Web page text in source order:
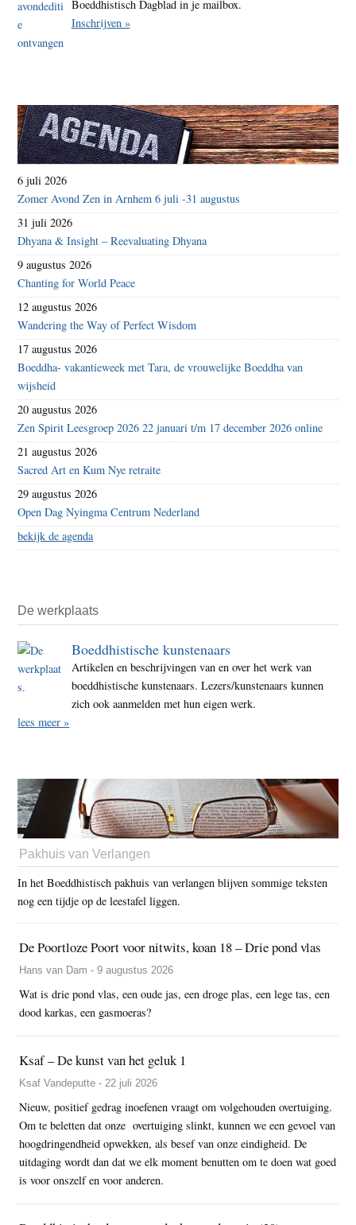
Boeddhistisch Dagblad in je mailbox.
Inschrijven »
6 juli 2026
Zomer Avond Zen in Arnhem 6 juli -31 augustus
31 juli 2026
Dhyana & Insight – Reevaluating Dhyana
9 augustus 2026
Chanting for World Peace
12 augustus 2026
Wandering the Way of Perfect Wisdom
17 augustus 2026
Boeddha- vakantieweek met Tara, de vrouwelijke Boeddha van
wijsheid
20 augustus 2026
Zen Spirit Leesgroep 2026 22 januari t/m 17 december 2026 online
21 augustus 2026
Sacred Art en Kum Nye retraite
29 augustus 2026
Open Dag Nyingma Centrum Nederland
bekijk de agenda
De werkplaats
Boeddhistische kunstenaars
Artikelen en beschrijvingen van en over het werk van
boeddhistische kunstenaars. Lezers/kunstenaars kunnen
zich ook aanmelden met hun eigen werk.
lees meer »
Pakhuis van Verlangen
In het Boeddhistisch pakhuis van verlangen blijven sommige teksten
nog een tijdje op de leestafel liggen.
De Poortloze Poort voor nitwits, koan 18 – Drie pond vlas
Hans van Dam - 9 augustus 2026
Wat is drie pond vlas, een oude jas, een droge plas, een lege tas, een
dood karkas, een gasmoeras?
Ksaf – De kunst van het geluk 1
Ksaf Vandeputte - 22 juli 2026
Nieuw, positief gedrag inoefenen vraagt om volgehouden overtuiging.
Om te beletten dat onze overtuiging slinkt, kunnen we een gevoel van
hoogdringendheid opwekken, als besef van onze eindigheid. De
uitdaging wordt dan dat we elk moment benutten om te doen wat goed
is voor onszelf en voor anderen.